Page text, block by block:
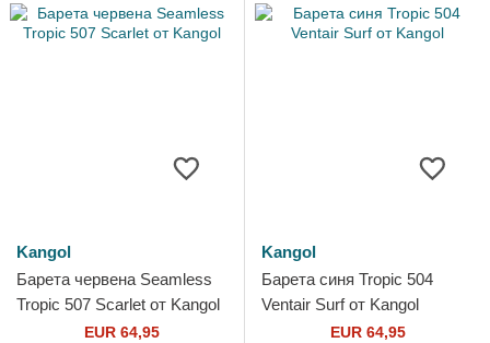
Kangol
Барета червена Seamless
Tropic 507 Scarlet от Kangol
EUR 64,95
Kangol
Барета синя Tropic 504
Ventair Surf от Kangol
EUR 64,95